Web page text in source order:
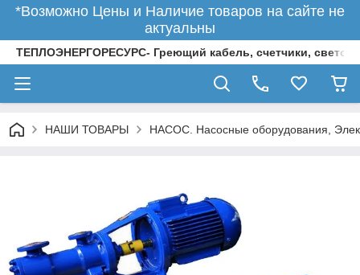
*Возможно Цены и Наличие товаров на сайте не
актуальны
ТЕПЛОЭНЕРГОРЕСУРС- Греющий кабель, счетчики,
НАШИ ТОВАРЫ НАСОС. Насосные оборудования,